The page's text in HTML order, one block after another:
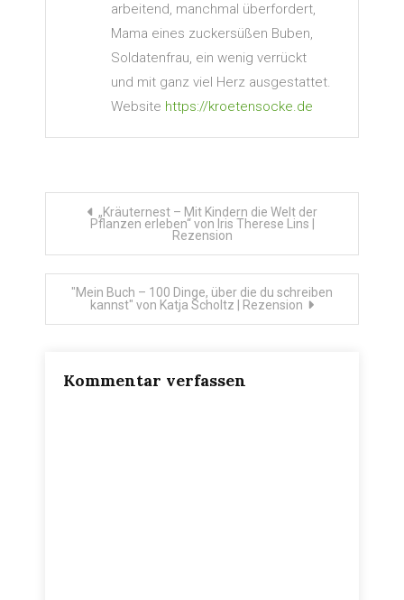
arbeitend, manchmal überfordert,
Mama eines zuckersüßen Buben,
Soldatenfrau, ein wenig verrückt
und mit ganz viel Herz ausgestattet.
Website https://kroetensocke.de
Beitragsnavigation
„Kräuternest – Mit Kindern die Welt der
Pflanzen erleben“ von Iris Therese Lins |
Rezension
"Mein Buch – 100 Dinge, über die du schreiben
kannst" von Katja Scholtz | Rezension
Kommentar verfassen